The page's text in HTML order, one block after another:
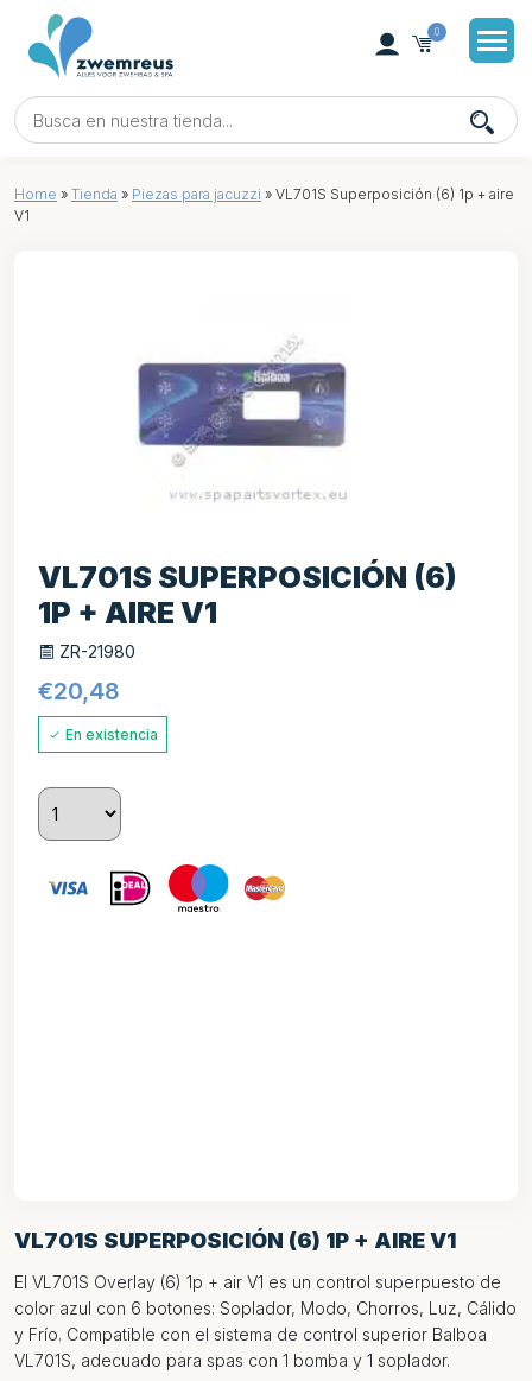
0
Home » Tienda » Piezas para jacuzzi » VL701S Superposición (6) 1p + aire
V1
VL701S SUPERPOSICIÓN (6) 1P + AIRE V1
El VL701S Overlay (6) 1p + air V1 es un control superpuesto de
color azul con 6 botones: Soplador, Modo, Chorros, Luz, Cálido
y Frío. Compatible con el sistema de control superior Balboa
VL701S, adecuado para spas con 1 bomba y 1 soplador.
VL701S SUPERPOSICIÓN (6)
1P + AIRE V1
ZR-21980
€20,48
En existencia